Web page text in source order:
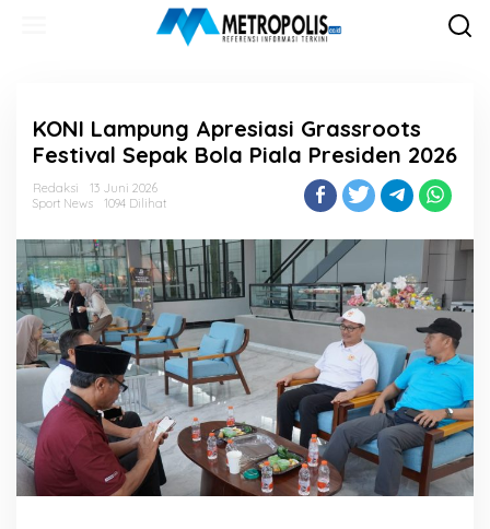
KONI Lampung Apresiasi Grassroots
Festival Sepak Bola Piala Presiden 2026
Redaksi
13 Juni 2026
Sport News
1094 Dilihat